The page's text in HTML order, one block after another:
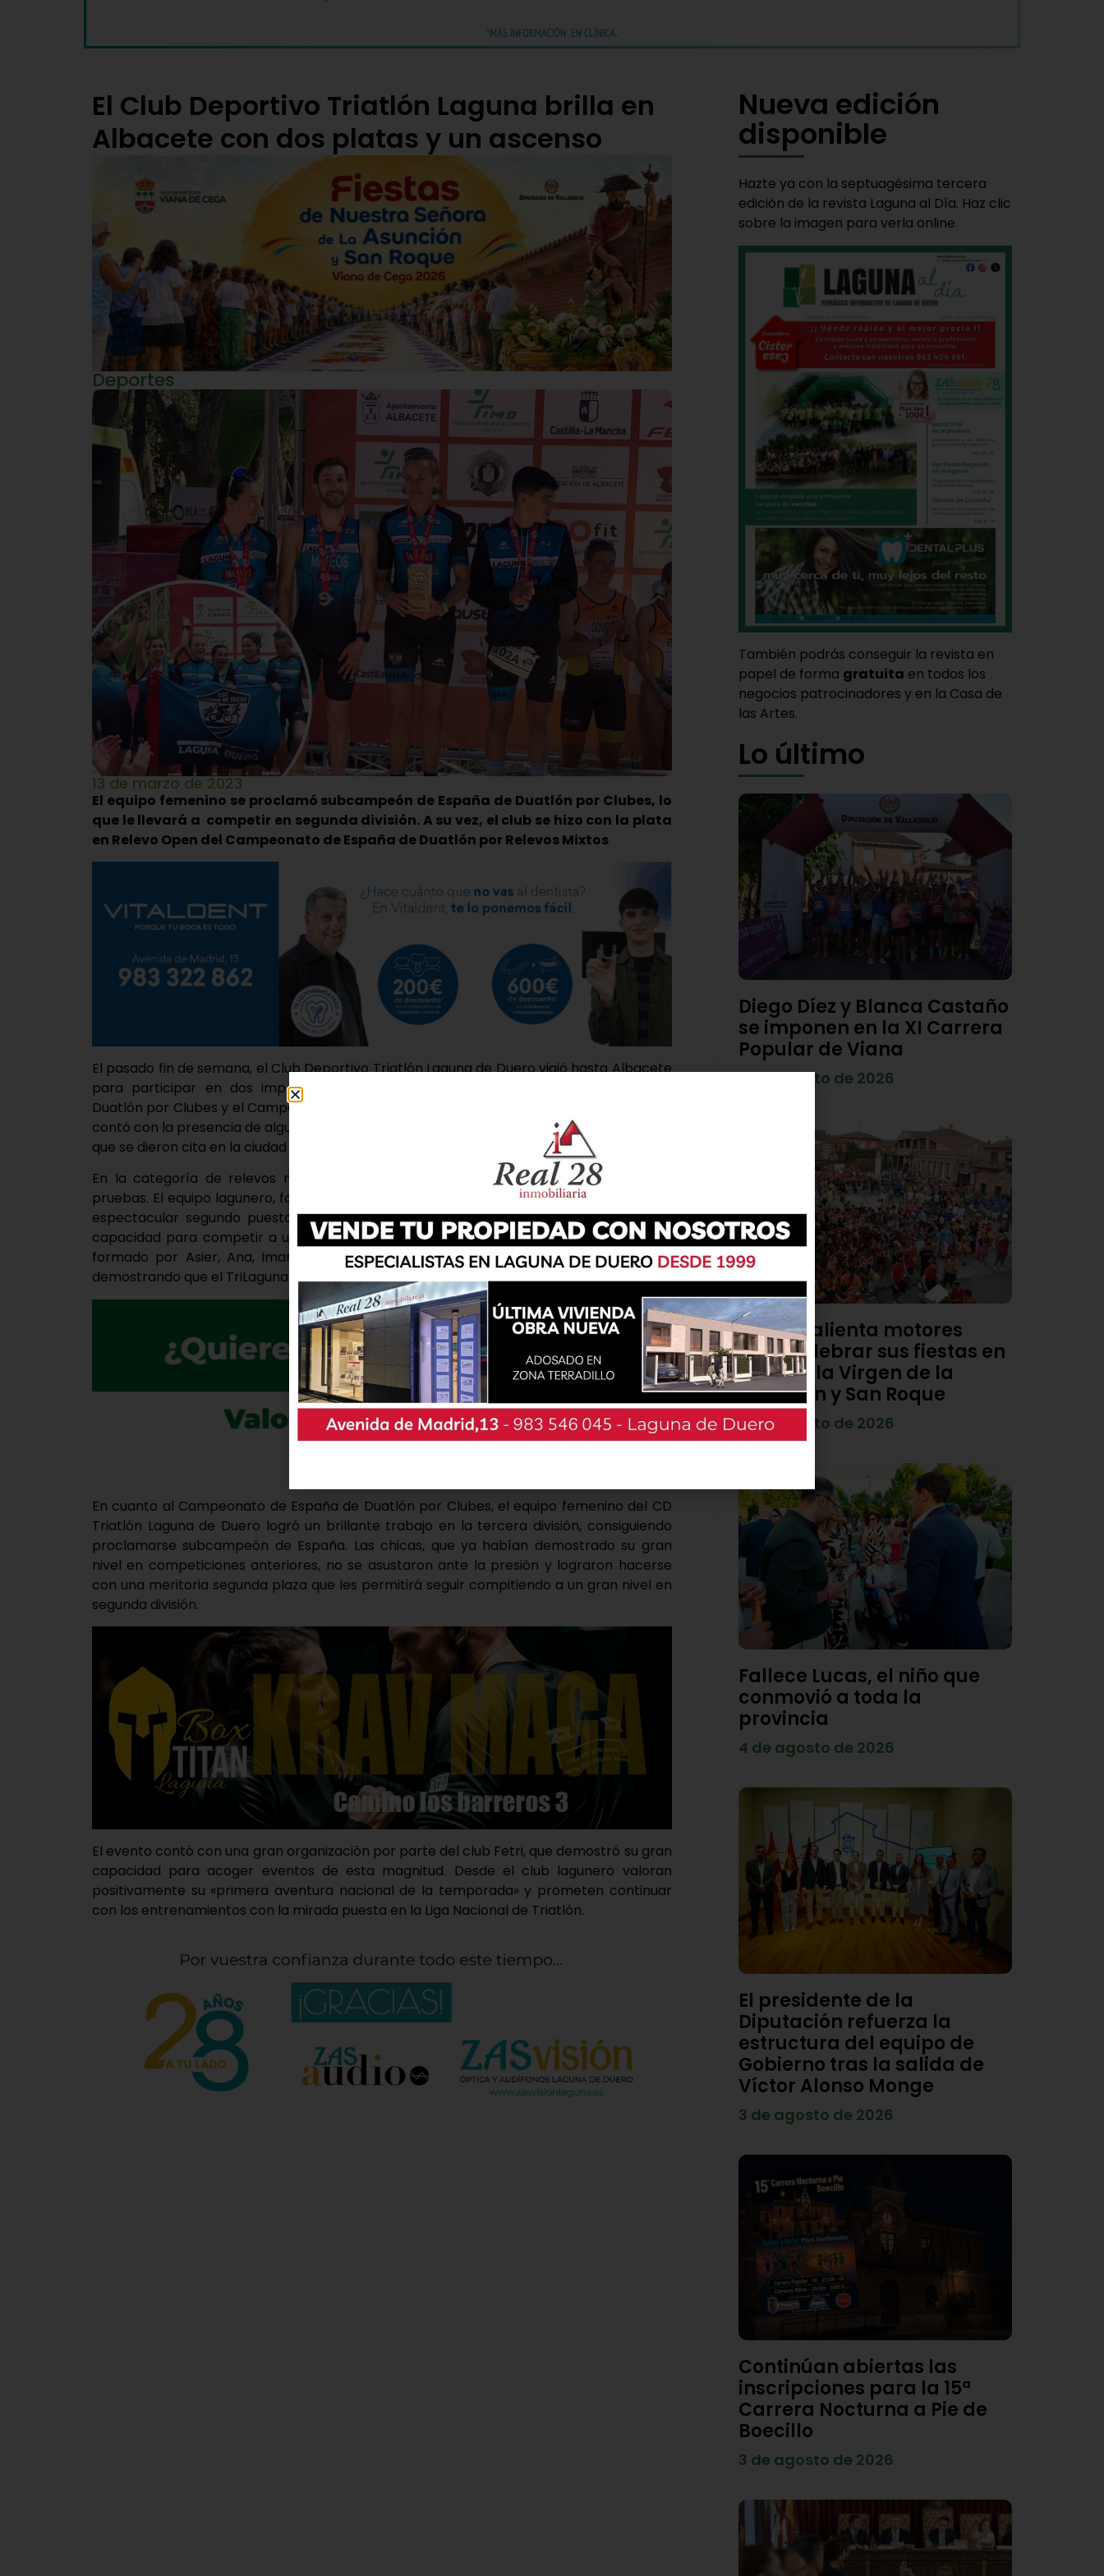
El Club Deportivo Triatlón Laguna brilla en
Albacete con dos platas y un ascenso
Deportes
13 de marzo de 2023
El equipo femenino se proclamó subcampeón de España de Duatlón por Clubes, lo
que le llevará a competir en segunda división. A su vez, el club se hizo con la plata
en Relevo Open del Campeonato de España de Duatlón por Relevos Mixtos
El pasado fin de semana, el Club Deportivo Triatlón Laguna de Duero viajó hasta Albacete
para participar en dos importantes competiciones: el Campeonato de España de
Duatlón por Clubes y el Campeonato de España de Duatlón por Relevos Mixtos. El evento
contó con la presencia de algunos de los mejores atletas de este deporte en todo el país,
que se dieron cita en la ciudad manchega para luchar por el título nacional.
En la categoría de relevos mixtos, la emoción estuvo presente en cada una de las
pruebas. El equipo lagunero, formado por Hugo, Elena Diez, Samuel y Elena Olea, logró un
espectacular segundo puesto en la categoría Open, demostrando su gran nivel y su
capacidad para competir a un alto nivel. Por su parte, el segundo cuarteto del equipo,
formado por Asier, Ana, Imanol y Marina, consiguió una meritoria undécima posición,
demostrando que el TriLaguna cuenta con grandes atletas en todas sus filas.
En cuanto al Campeonato de España de Duatlón por Clubes, el equipo femenino del CD
Triatlón Laguna de Duero logró un brillante trabajo en la tercera división, consiguiendo
proclamarse subcampeón de España. Las chicas, que ya habían demostrado su gran
nivel en competiciones anteriores, no se asustaron ante la presión y lograron hacerse
con una meritoria segunda plaza que les permitirá seguir compitiendo a un gran nivel en
segunda división.
El evento contó con una gran organización por parte del club Fetri, que demostró su gran
capacidad para acoger eventos de esta magnitud. Desde el club lagunero valoran
positivamente su «primera aventura nacional de la temporada» y prometen continuar
con los entrenamientos con la mirada puesta en la Liga Nacional de Triatlón.
Nueva edición
disponible
Hazte ya con la septuagésima tercera
edición de la revista Laguna al Día. Haz clic
sobre la imagen para verla online.
También podrás conseguir la revista en
papel de forma gratuita en todos los
negocios patrocinadores y en la Casa de
las Artes.
Lo último
Diego Díez y Blanca Castaño
se imponen en la XI Carrera
Popular de Viana
4 de agosto de 2026
Viana calienta motores
para celebrar sus fiestas en
honor a la Virgen de la
Asunción y San Roque
4 de agosto de 2026
Fallece Lucas, el niño que
conmovió a toda la
provincia
4 de agosto de 2026
El presidente de la
Diputación refuerza la
estructura del equipo de
Gobierno tras la salida de
Víctor Alonso Monge
3 de agosto de 2026
Continúan abiertas las
inscripciones para la 15ª
Carrera Nocturna a Pie de
Boecillo
3 de agosto de 2026